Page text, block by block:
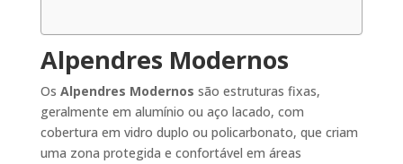
Alpendres Modernos
Os Alpendres Modernos são estruturas fixas,
geralmente em alumínio ou aço lacado, com
cobertura em vidro duplo ou policarbonato, que criam
uma zona protegida e confortável em áreas